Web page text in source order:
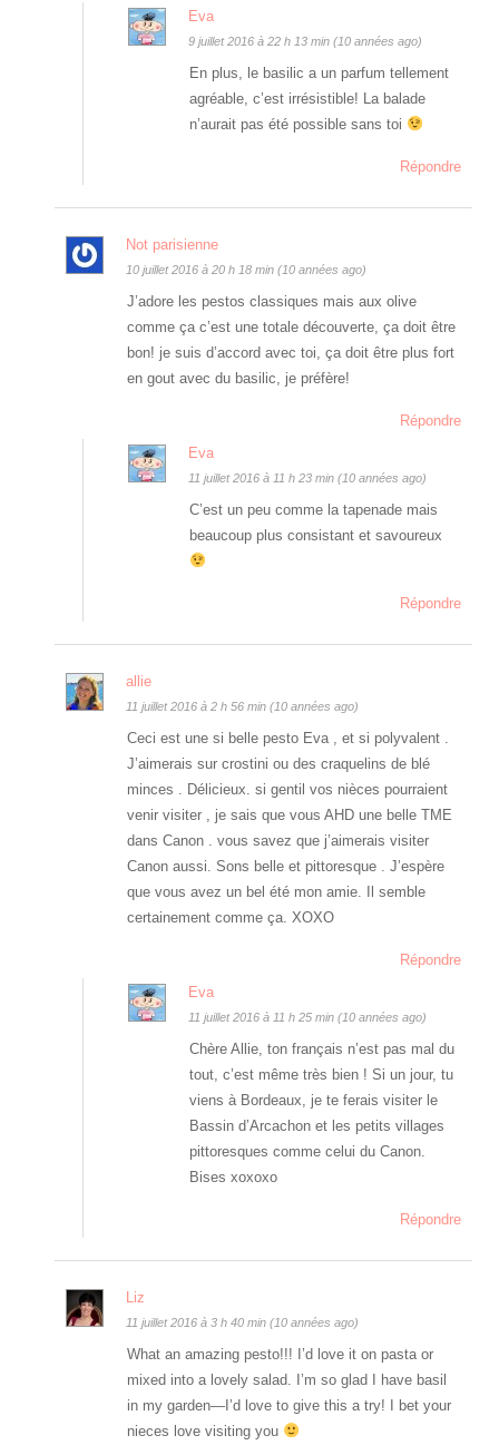
Eva
9 juillet 2016 à 22 h 13 min (10 années ago)
En plus, le basilic a un parfum tellement
agréable, c’est irrésistible! La balade
n’aurait pas été possible sans toi
Répondre
Not parisienne
10 juillet 2016 à 20 h 18 min (10 années ago)
J’adore les pestos classiques mais aux olive
comme ça c’est une totale découverte, ça doit être
bon! je suis d’accord avec toi, ça doit être plus fort
en gout avec du basilic, je préfère!
Répondre
Eva
11 juillet 2016 à 11 h 23 min (10 années ago)
C’est un peu comme la tapenade mais
beaucoup plus consistant et savoureux
Répondre
allie
11 juillet 2016 à 2 h 56 min (10 années ago)
Ceci est une si belle pesto Eva , et si polyvalent .
J’aimerais sur crostini ou des craquelins de blé
minces . Délicieux. si gentil vos nièces pourraient
venir visiter , je sais que vous AHD une belle TME
dans Canon . vous savez que j’aimerais visiter
Canon aussi. Sons belle et pittoresque . J’espère
que vous avez un bel été mon amie. Il semble
certainement comme ça. XOXO
Répondre
Eva
11 juillet 2016 à 11 h 25 min (10 années ago)
Chère Allie, ton français n’est pas mal du
tout, c’est même très bien ! Si un jour, tu
viens à Bordeaux, je te ferais visiter le
Bassin d’Arcachon et les petits villages
pittoresques comme celui du Canon.
Bises xoxoxo
Répondre
Liz
11 juillet 2016 à 3 h 40 min (10 années ago)
What an amazing pesto!!! I’d love it on pasta or
mixed into a lovely salad. I’m so glad I have basil
in my garden—I’d love to give this a try! I bet your
nieces love visiting you